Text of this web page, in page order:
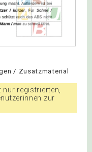
/ Zusatzmaterial
registrierten,
zur